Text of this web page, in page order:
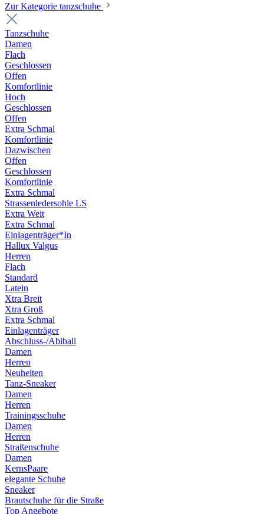
Zur Kategorie tanzschuhe
Tanzschuhe
Damen
Flach
Geschlossen
Offen
Komfortlinie
Hoch
Geschlossen
Offen
Extra Schmal
Komfortlinie
Dazwischen
Offen
Geschlossen
Komfortlinie
Extra Schmal
Strassenledersohle LS
Extra Weit
Extra Schmal
Einlagenträger*In
Hallux Valgus
Herren
Flach
Standard
Latein
Xtra Breit
Xtra Groß
Extra Schmal
Einlagenträger
Abschluss-/Abiball
Damen
Herren
Neuheiten
Tanz-Sneaker
Damen
Herren
Trainingsschuhe
Damen
Herren
Straßenschuhe
Damen
KernsPaare
elegante Schuhe
Sneaker
Brautschuhe für die Straße
Top Angebote